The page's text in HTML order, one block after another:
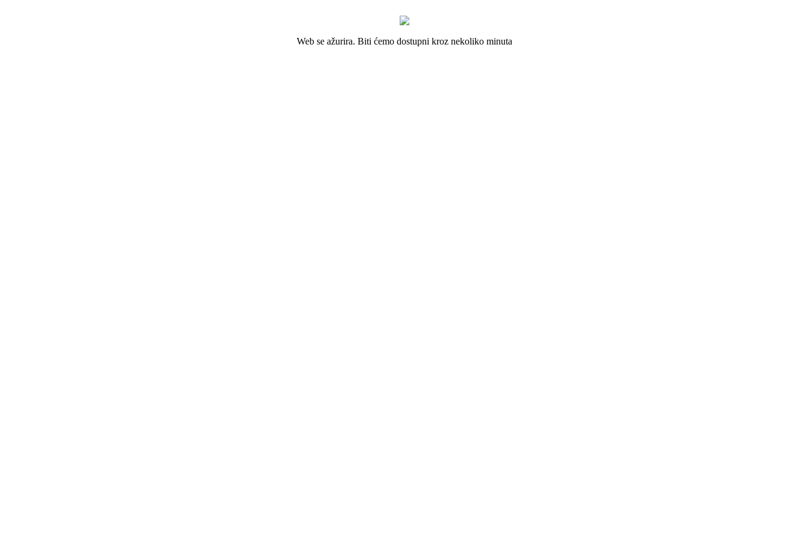
Web se ažurira. Biti ćemo dostupni kroz nekoliko minuta